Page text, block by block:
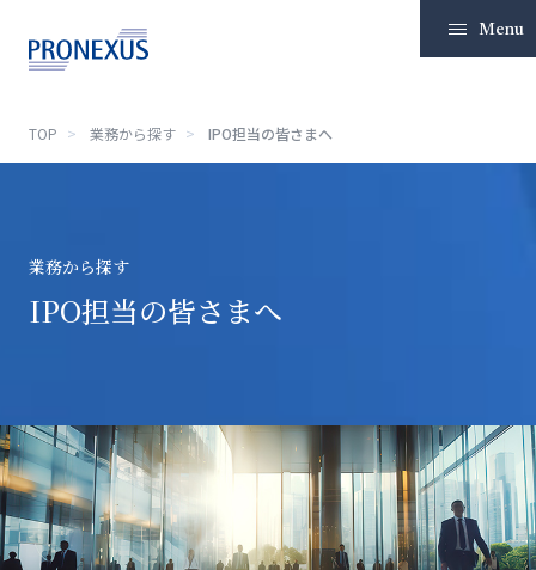
Menu
ソリューション
ニュースリリース
採用
お問い合わせ
TOP 業務から探す IPO担当の皆さまへ
業務から探す
IPO担当の皆さまへ